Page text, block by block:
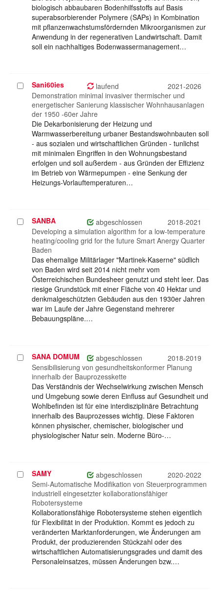
biologisch abbaubaren Bodenhilfsstoffs auf Basis
superabsorbierender Polymere (SAPs) in Kombination
mit pflanzenwachstumsfördernden Mikroorganismen zur
Anwendung in der regenerativen Landwirtschaft. Damit
soll ein nachhaltiges Bodenwassermanagement…
Projekt
auswählen
Sani60ies laufend
2021-2026
Demonstration minimal invasiver thermischer und
energetischer Sanierung klassischer Wohnhausanlagen
der 1950 -60er Jahre
Die Dekarbonisierung der Heizung und
Warmwasserbereitung urbaner Bestandswohnbauten soll
- aus sozialen und wirtschaftlichen Gründen - tunlichst
mit minimalen Eingriffen in den Wohnungsbestand
erfolgen und soll außerdem - aus Gründen der Effizienz
im Betrieb von Wärmepumpen - eine Senkung der
Heizungs-Vorlauftemperaturen…
Projekt
auswählen
SANBA abgeschlossen
2018-2021
Developing a simulation algorithm for a low-temperature
heating/cooling grid for the future Smart Anergy Quarter
Baden
Das ehemalige Militärlager "Martinek-Kaserne" südlich
von Baden wird seit 2014 nicht mehr vom
Österreichischen Bundesheer genutzt und steht leer. Das
riesige Grundstück mit einer Fläche von 40 Hektar und
denkmalgeschützten Gebäuden aus den 1930er Jahren
war im Laufe der Jahre Gegenstand mehrerer
Bebauungspläne.…
Projekt
auswählen
SANA DOMUM abgeschlossen
2018-2019
Sensibilisierung von gesundheitskonformer Planung
innerhalb der Bauprozesskette
Das Verständnis der Wechselwirkung zwischen Mensch
und Umgebung sowie deren Einfluss auf Gesundheit und
Wohlbefinden ist für eine interdisziplinäre Betrachtung
innerhalb des Bauprozesses wichtig. Diese Faktoren
können physischer, chemischer, biologischer und
physiologischer Natur sein. Moderne Büro-…
Projekt
auswählen
SAMY abgeschlossen
2020-2022
Semi-Automatische Modifikation von Steuerprogrammen
industriell eingesetzter kollaborationsfähiger
Robotersysteme
Kollaborationsfähige Robotersysteme stehen eigentlich
für Flexibilität in der Produktion. Kommt es jedoch zu
veränderten Marktanforderungen, wie Änderungen am
Produkt, der produzierenden Stückzahl oder des
wirtschaftlichen Automatisierungsgrades und damit des
Personaleinsatzes, müssen Änderungen bzw.…